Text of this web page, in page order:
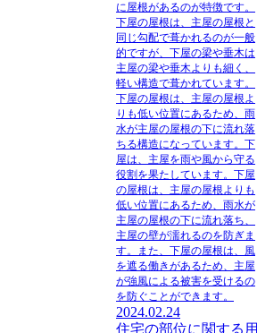
に屋根があるのが特徴です。
下屋の屋根は、主屋の屋根と
同じ勾配で葺かれるのが一般
的ですが、下屋の梁や垂木は
主屋の梁や垂木よりも細く、
軽い構造で葺かれています。
下屋の屋根は、主屋の屋根よ
りも低い位置にあるため、雨
水が主屋の屋根の下に流れ落
ちる構造になっています。下
屋は、主屋を雨や風から守る
役割を果たしています。下屋
の屋根は、主屋の屋根よりも
低い位置にあるため、雨水が
主屋の屋根の下に流れ落ち、
主屋の壁が濡れるのを防ぎま
す。また、下屋の屋根は、風
を遮る働きがあるため、主屋
が強風による被害を受けるの
を防ぐことができます。
2024.02.24
住宅の部位に関する用